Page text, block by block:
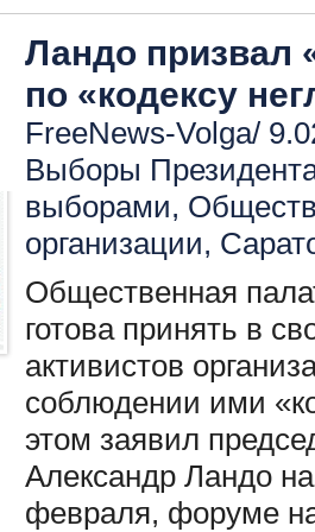
Ландо призвал
по «кодексу
FreeNews-Volga/
Выборы
выборами,
организации,
Общественная
готова принять в
активистов
соблюдении ими
этом заявил
Александр Ландо
февраля, форуме